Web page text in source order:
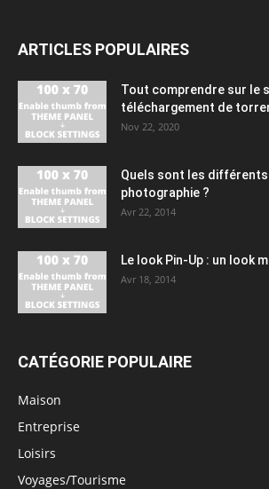
ARTICLES POPULAIRES
Tout comprendre sur le
téléchargement de
Nov 22, 2020
Quels sont les
photographie ?
Avr 22, 2014
Le look Pin-Up : un look
Avr 18, 2014
CATÉGORIE POPULAIRE
Maison
Entreprise
Loisirs
Voyages/Tourisme